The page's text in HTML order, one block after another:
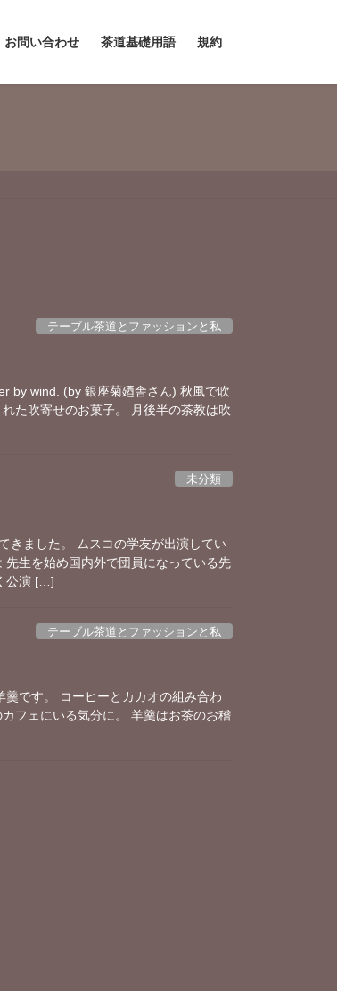
お問い合わせ 茶道基礎用語 規約
テーブル茶道とファッションと私
by wind. (by 銀座菊廼舎さん) 秋風で吹
た吹寄せのお菓子。 月後半の茶教は吹
未分類
きました。 ムスコの学友が出演してい
生を始め国内外で団員になっている先
公演 […]
テーブル茶道とファッションと私
です。 コーヒーとカカオの組み合わ
フェにいる気分に。 羊羹はお茶のお稽